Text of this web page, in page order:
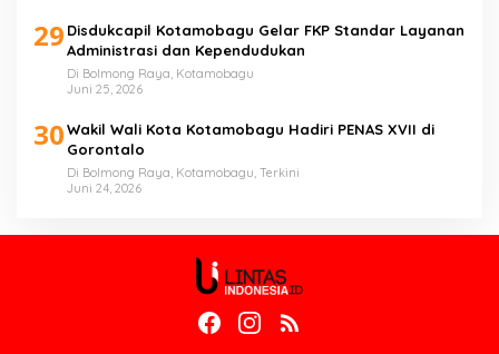
29 Disdukcapil Kotamobagu Gelar FKP Standar Layanan
Administrasi dan Kependudukan
Di Bolmong Raya, Kotamobagu
Juni 25, 2026
30Wakil Wali Kota Kotamobagu Hadiri PENAS XVII di
Gorontalo
Di Bolmong Raya, Kotamobagu, Terkini
Juni 24, 2026